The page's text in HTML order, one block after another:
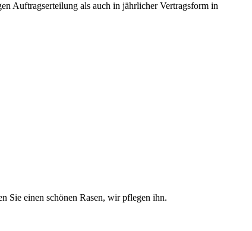
Auftragserteilung als auch in jährlicher Vertragsform in
Sie einen schönen Rasen, wir pflegen ihn.